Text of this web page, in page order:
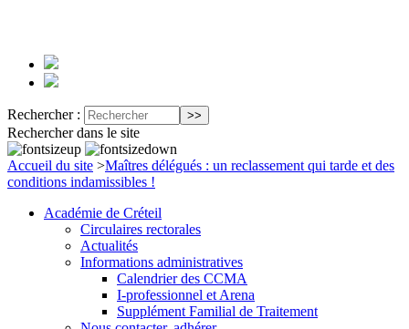
Rechercher :
Rechercher dans le site
Accueil du site >Maîtres délégués : un reclassement qui tarde et des
conditions indamissibles !
Académie de Créteil
Circulaires rectorales
Actualités
Informations administratives
Calendrier des CCMA
I-professionnel et Arena
Supplément Familial de Traitement